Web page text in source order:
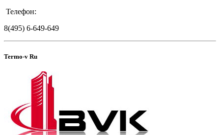
Телефон:
8(495) 6-649-649
Termo-v Ru